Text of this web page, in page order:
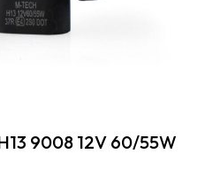
9008 12V 60/55W